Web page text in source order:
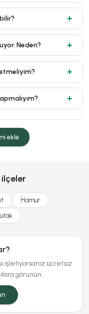
Neden?
ekle
ilçeler
Hamur
işletiyorsanız ücretsiz
görünün.